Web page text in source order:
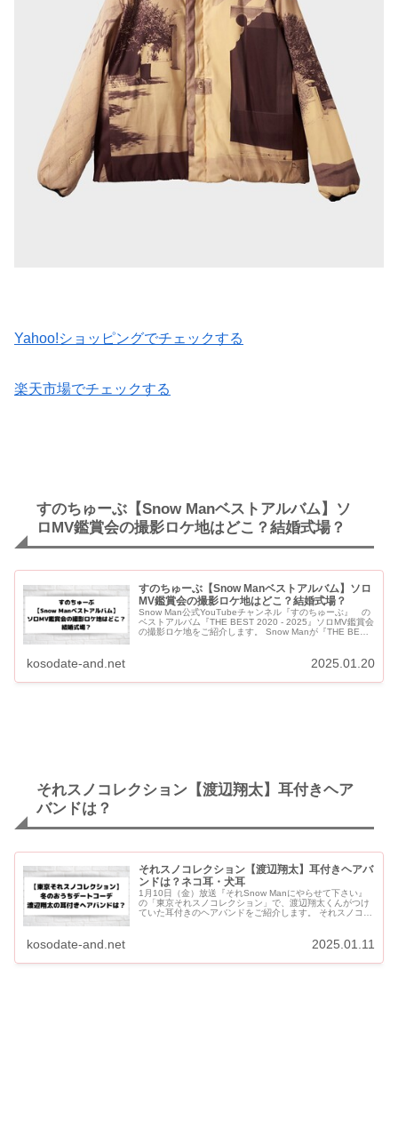
Yahoo!ショッピングでチェックする
楽天市場でチェックする
すのちゅーぶ【Snow Manベストアルバム】ソ
ロMV鑑賞会の撮影ロケ地はどこ？結婚式場？
すのちゅーぶ【Snow Manベストアルバム】ソロ
MV鑑賞会の撮影ロケ地はどこ？結婚式場？
Snow Man公式YouTubeチャンネル『すのちゅーぶ』 の
ベストアルバム『THE BEST 2020 - 2025』ソロMV鑑賞会
の撮影ロケ地をご紹介します。 Snow Manが『THE BEST
kosodate-and.net 2025.01.20
それスノコレクション【渡辺翔太】耳付きヘア
バンドは？
それスノコレクション【渡辺翔太】耳付きヘアバ
ンドは？ネコ耳・犬耳
1月10日（金）放送『それSnow Manにやらせて下さい』
の「東京それスノコレクション」で、渡辺翔太くんがつけ
ていた耳付きのヘアバンドをご紹介します。 それスノコレ
kosodate-and.net 2025.01.11